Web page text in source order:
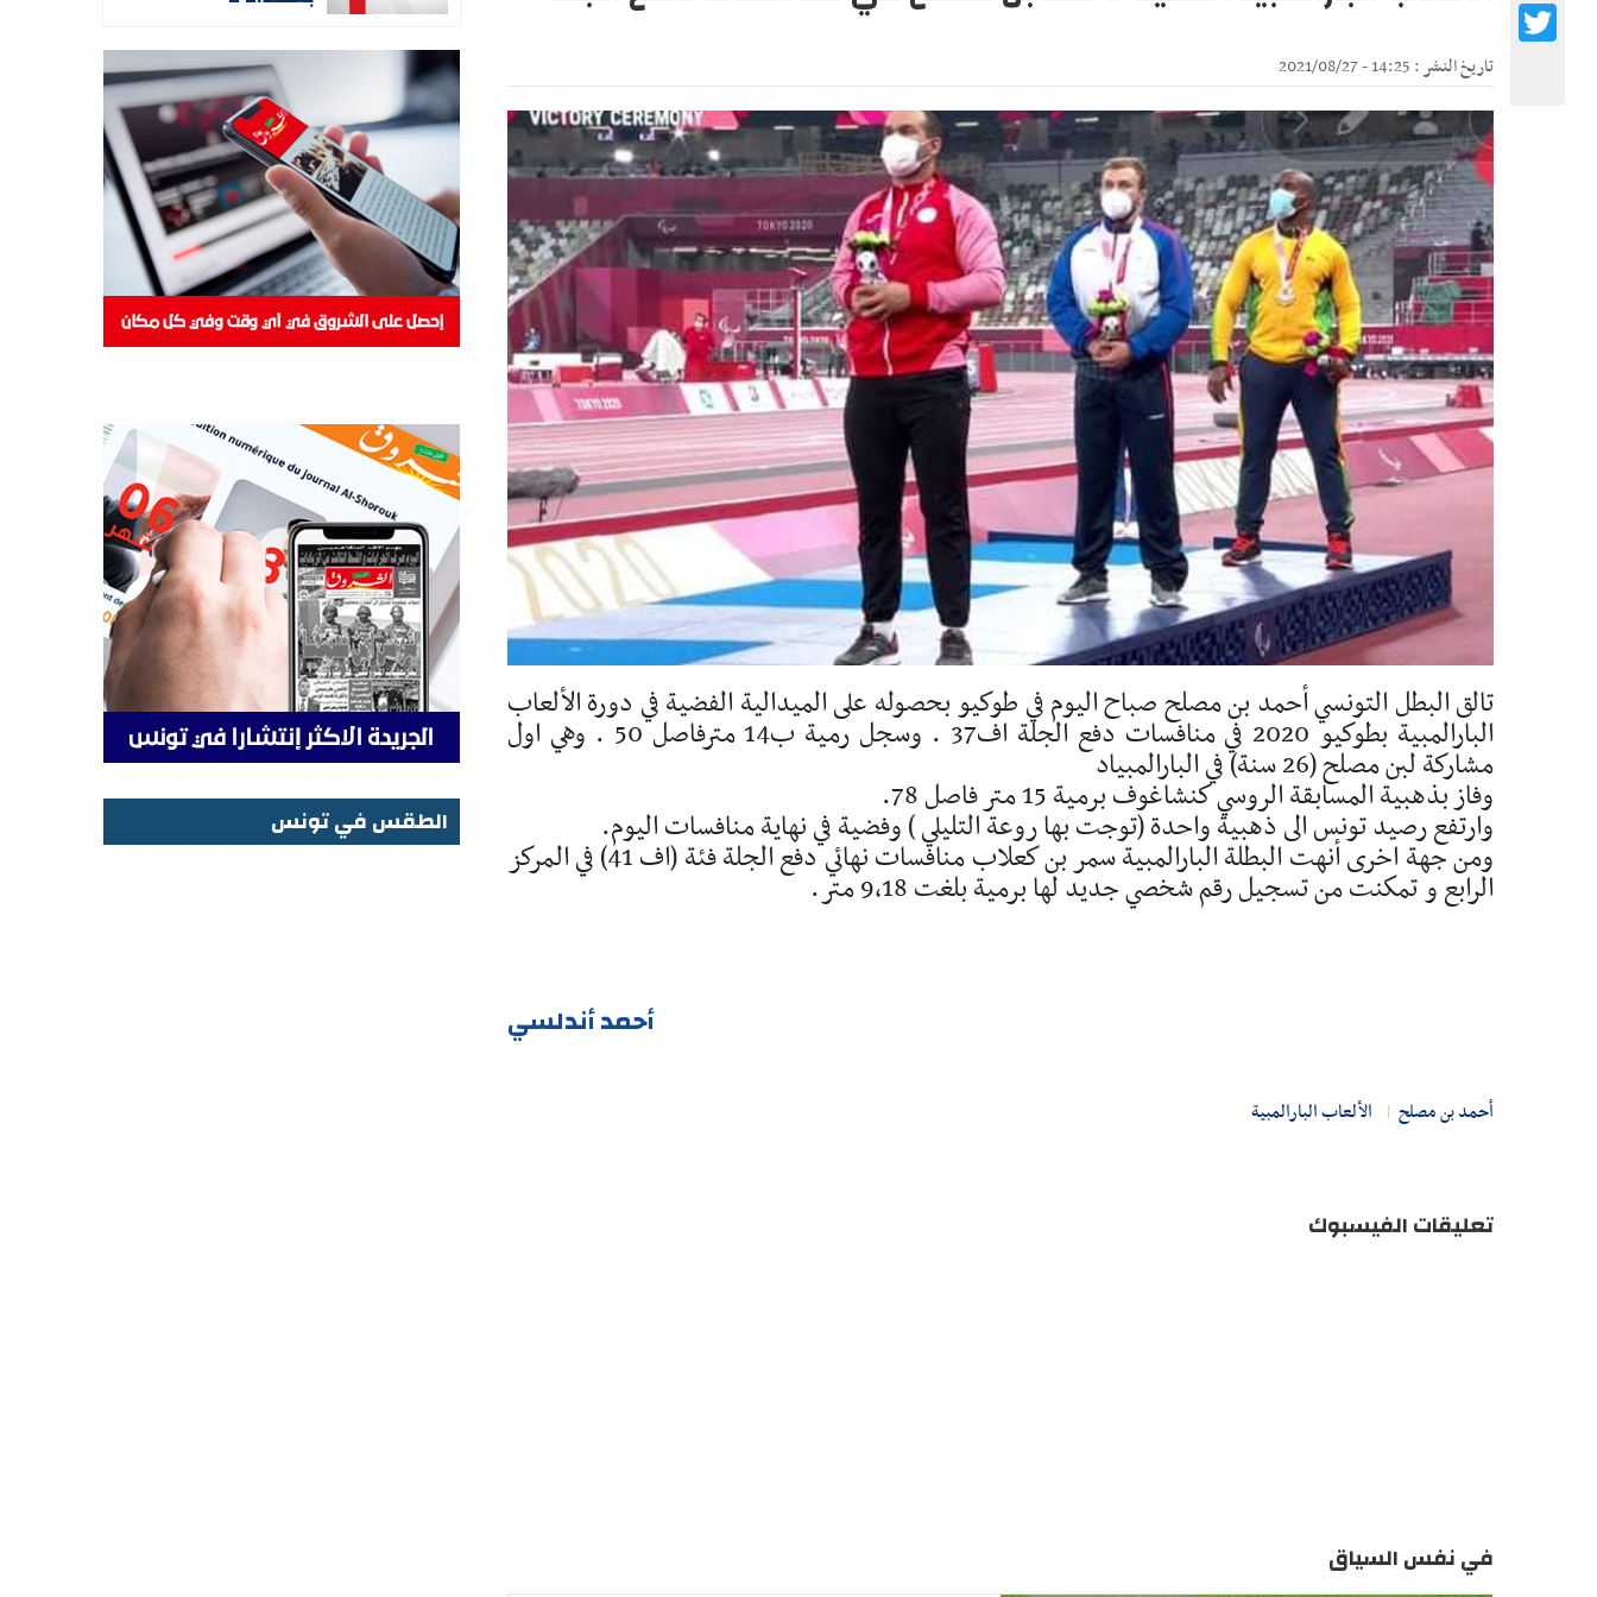
تاريخ النشر : 14:25 - 2021/08/27
تالق البطل التونسي أحمد بن مصلح صباح اليوم في طوكيو بحصوله على الميدالية الفضية في دورة الألعاب
البارالمبية بطوكيو 2020 في منافسات دفع الجلة اف37 . وسجل رمية ب14 مترفاصل 50 . وهي اول
مشاركة لبن مصلح (26 سنة) في البارالمبياد
وفاز بذهبية المسابقة الروسي كنشاغوف برمية 15 متر فاصل 78.
وارتفع رصيد تونس الى ذهبية واحدة (توجت بها روعة التليلي ) وفضية في نهاية منافسات اليوم.
ومن جهة اخرى أنهت البطلة البارالمبية سمر بن كعلاب منافسات نهائي دفع الجلة فئة (اف 41) في المركز
الرابع و تمكنت من تسجيل رقم شخصي جديد لها برمية بلغت 9,18 متر.
أحمد أندلسي
أحمد بن مصلح الألعاب البارالمبية
Twitter
تعليقات الفيسبوك
في نفس السياق
الطقس في تونس